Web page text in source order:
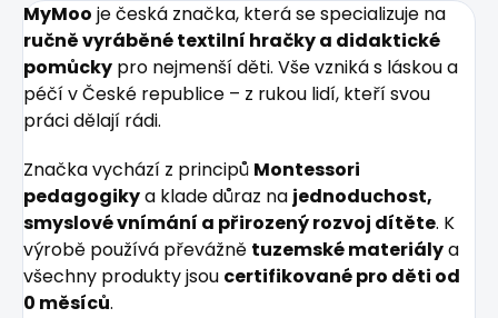
MyMoo je česká značka, která se specializuje na
ručně vyráběné textilní hračky a didaktické
pomůcky pro nejmenší děti. Vše vzniká s láskou a
péčí v České republice – z rukou lidí, kteří svou
práci dělají rádi.
Značka vychází z principů Montessori
pedagogikya klade důraz na jednoduchost,
smyslové vnímání a přirozený rozvoj dítěte. K
výrobě používá převážně tuzemské materiálya
všechny produkty jsou certifikované pro děti od
0 měsíců.